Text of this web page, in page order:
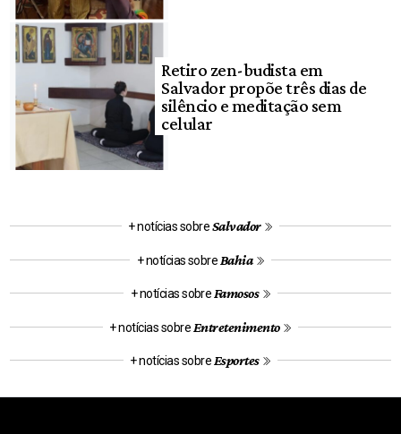
Retiro zen-budista em
Salvador propõe três dias de
silêncio e meditação sem
celular
+ notícias sobreSalvador
+ notícias sobre Bahia
+ notícias sobre Famosos
+ notícias sobre Entretenimento
+ notícias sobre Esportes